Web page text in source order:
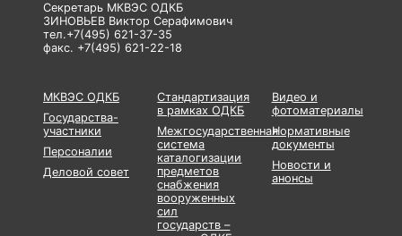
Секретарь МКВЭС ОДКБ
ЗИНОВЬЕВ Виктор Серафимович
тел.+7(495) 621-37-35
факс. +7(495) 621-22-18
МКВЭС ОДКБ
Государства-
участники
Персоналии
Деловой совет
Стандартизация
в рамках ОДКБ
Межгосударственная
система
каталогизации
предметов
снабжения
вооруженных
сил
государств –
Видео и
фотоматериалы
Нормативные
документы
Новости и
анонсы